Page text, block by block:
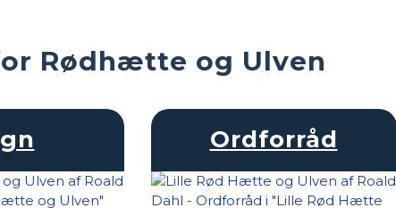
Rødhætte og Ulven
Ordforråd